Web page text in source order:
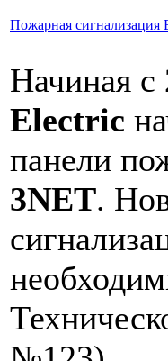
Пожарная
Начиная с
Electric
панели
3NET.